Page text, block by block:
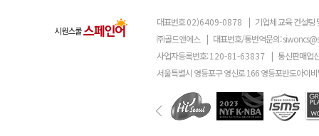
대표번호02)6409-0878 | 기업체 교육 컨설팅
㈜골드앤에스 | 대표번호/통번역문의:
사업자등록번호:120-81-63837 | 통신판매업
서울특별시 영등포구 영신로 166 영등포반도아이